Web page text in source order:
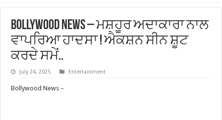
Bollywood News – ਮਸ਼ਹੂਰ ਅਦਾਕਾਰਾ ਨਾਲ
ਵਾਪਰਿਆ ਹਾਦਸਾ ! ਐਕਸ਼ਨ ਸੀਨ ਸ਼ੂਟ
ਕਰਦੇ ਸਮੇਂ..
July 24, 2025 Entertainment
Bollywood News –